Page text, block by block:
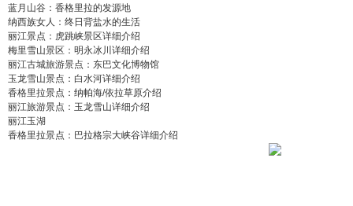
蓝月山谷：香格里拉的发源地
纳西族女人：终日背盐水的生活
丽江景点：虎跳峡景区详细介绍
梅里雪山景区：明永冰川详细介绍
丽江古城旅游景点：东巴文化博物馆
玉龙雪山景点：白水河详细介绍
香格里拉景点：纳帕海/依拉草原介绍
丽江旅游景点：玉龙雪山详细介绍
丽江玉湖
香格里拉景点：巴拉格宗大峡谷详细介绍